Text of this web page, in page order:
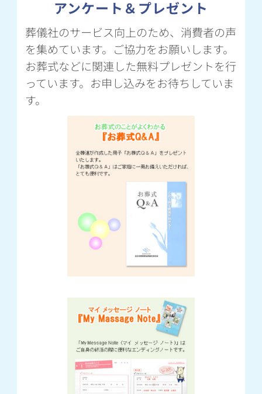
アンケート＆プレゼント
葬儀社のサービス向上のため、消費者の声
を集めています。ご協力をお願いします。
お葬式などに関連した無料プレゼントを行
っています。お申し込みをお待ちしていま
す。